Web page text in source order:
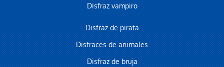
Disfraz vampiro
Disfraz de pirata
Disfraces de animales
Disfraz de bruja